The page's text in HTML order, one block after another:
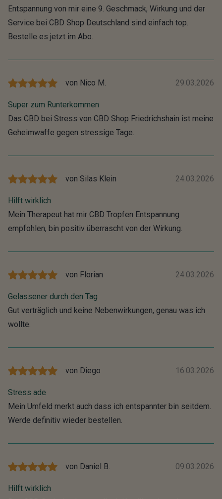
Entspannung von mir eine 9. Geschmack, Wirkung und der
Service bei CBD Shop Deutschland sind einfach top.
Bestelle es jetzt im Abo.
von Nico M. 29.03.2026
Super zum Runterkommen
Das CBD bei Stress von CBD Shop Friedrichshain ist meine
Geheimwaffe gegen stressige Tage.
von Silas Klein 24.03.2026
Hilft wirklich
Mein Therapeut hat mir CBD Tropfen Entspannung
empfohlen, bin positiv überrascht von der Wirkung.
von Florian 24.03.2026
Gelassener durch den Tag
Gut verträglich und keine Nebenwirkungen, genau was ich
wollte.
von Diego 16.03.2026
Stress ade
Mein Umfeld merkt auch dass ich entspannter bin seitdem.
Werde definitiv wieder bestellen.
von Daniel B. 09.03.2026
Hilft wirklich